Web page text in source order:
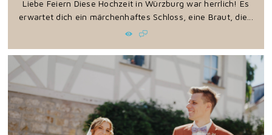
Liebe Feiern Diese Hochzeit in Würzburg war herrlich! Es
erwartet dich ein märchenhaftes Schloss, eine Braut, die...